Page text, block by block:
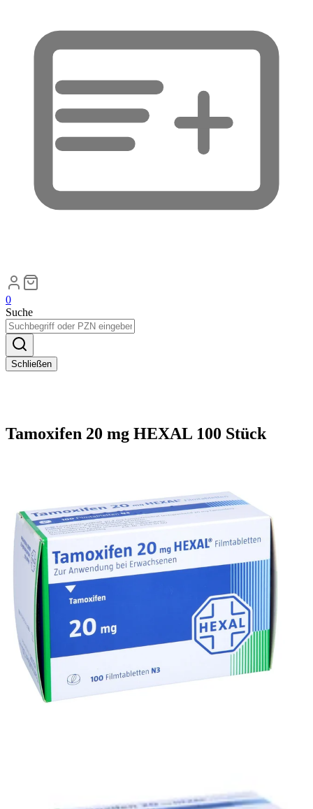
0
Suche
Schließen
Tamoxifen 20 mg HEXAL 100 Stück